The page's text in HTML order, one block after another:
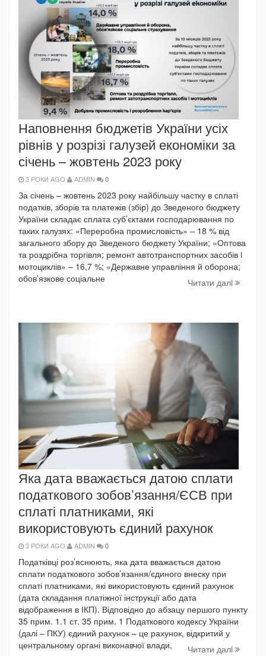
Наповнення бюджетів України усіх
рівнів у розрізі галузей економіки за
січень – жовтень 2023 року
3 РОКИ AGO ADMIN 0
За січень – жовтень 2023 року найбільшу частку в сплаті
податків, зборів та платежів (збір) до Зведеного бюджету
України складає сплата суб’єктами господарювання по
таких галузях: «Переробна промисловість» – 18 % від
загального збору до Зведеного бюджету України; «Оптова
та роздрібна торгівля; ремонт автотранспортних засобів i
мотоциклів» – 16,7 %; «Державне управління й оборона;
обов’язкове соціальне
Читати далi
Яка дата вважається датою сплати
податкового зобов’язання/ЄСВ при
сплаті платниками, які
використовують єдиний рахунок
3 РОКИ AGO ADMIN 0
Податківці роз’яснюють, яка дата вважається датою
сплати податкового зобов’язання/єдиного внеску при
сплаті платниками, які використовують єдиний рахунок
(дата складання платіжної інструкції або дата
відображення в ІКП). Відповідно до абзацу першого пункту
35 прим. 1.1 ст. 35 прим. 1 Податкового кодексу України
(далі – ПКУ) єдиний рахунок – це рахунок, відкритий у
центральному органі виконавчої влади,
Читати далi